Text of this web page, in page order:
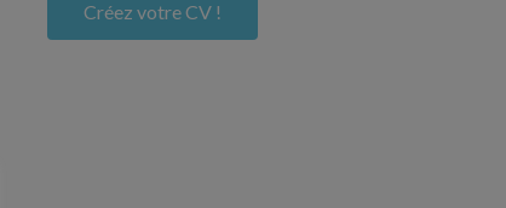
Créez votre CV !